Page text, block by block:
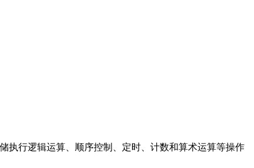
执行逻辑运算、顺序控制、定时、计数和算术运算等操作